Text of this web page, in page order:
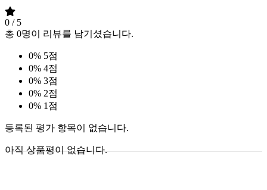
0 / 5
총 0명이 리뷰를 남기셨습니다.
0% 5점
0% 4점
0% 3점
0% 2점
0% 1점
등록된 평가 항목이 없습니다.
아직 상품평이 없습니다.